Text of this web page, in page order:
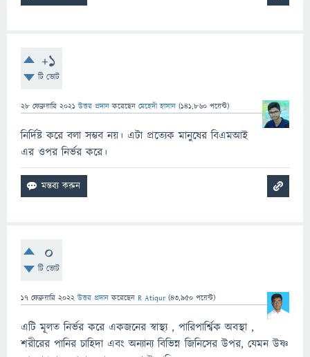
+1
টি ভোট
28 ফেব্রুয়ারি 2021 উত্তর প্রদান করেছেন মেহেদী হাসান (141,860 পয়েন্ট)
নির্দিষ্ট করে বলা সম্ভব নয়। এটা প্রত্যেক মানুষের বিএমআই
এর ওপর নির্ভর করে।
0
টি ভোট
17 ফেব্রুয়ারি 2022 উত্তর প্রদান করেছেন R Atiqur (43,950 পয়েন্ট)
এটি মূলত নির্ভর করে একজনের স্বাস্থ্য , পারিপার্শ্বিক অবস্থা ,
শরীরের পানির চাহিদা এবং অন্যান্য বিভিন্ন জিনিসের উপর, যেমন উষ্ণ